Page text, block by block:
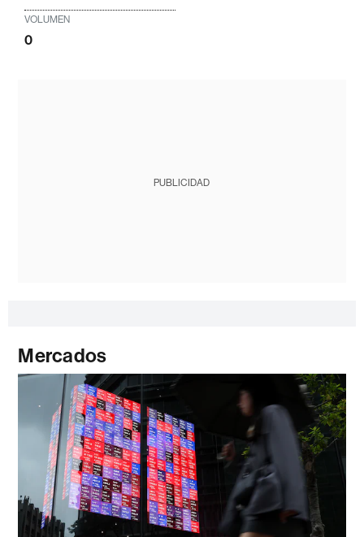
VOLUMEN
0
PUBLICIDAD
Mercados